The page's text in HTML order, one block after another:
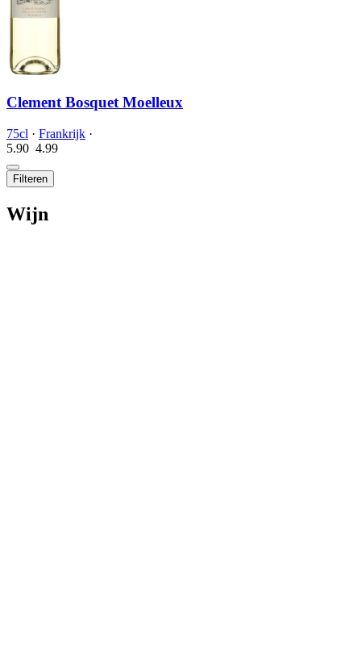
Clement Bosquet Moelleux
75cl · Frankrijk ·
5.90 4.99
Filteren
Wijn